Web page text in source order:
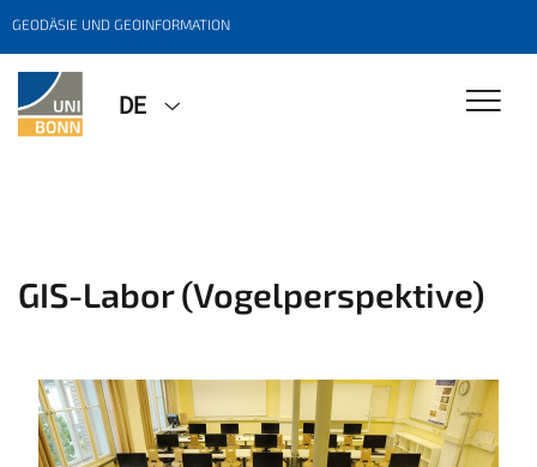
GEODÄSIE UND GEOINFORMATION
DE
GIS-Labor (Vogelperspektive)